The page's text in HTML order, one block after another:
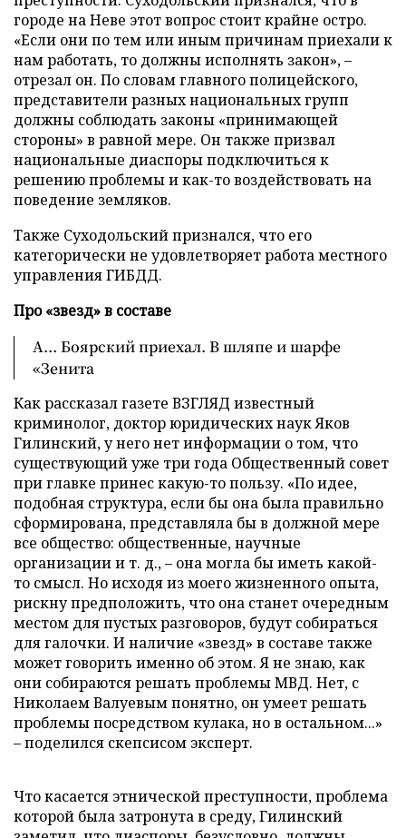
городе на Неве этот вопрос стоит крайне остро.
«Если они по тем или иным причинам приехали к
нам работать, то должны исполнять закон», –
отрезал он. По словам главного полицейского,
представители разных национальных групп
должны соблюдать законы «принимающей
стороны» в равной мере. Он также призвал
национальные диаспоры подключиться к
решению проблемы и как-то воздействовать на
поведение земляков.
Также Суходольский признался, что его
категорически не удовлетворяет работа местного
управления ГИБДД.
Про «звезд» в составе
А... Боярский приехал. В шляпе и шарфе
«Зенита
Как рассказал газете ВЗГЛЯД известный
криминолог, доктор юридических наук Яков
Гилинский, у него нет информации о том, что
существующий уже три года Общественный совет
при главке принес какую-то пользу. «По идее,
подобная структура, если бы она была правильно
сформирована, представляла бы в должной мере
все общество: общественные, научные
организации и т. д., – она могла бы иметь какой-
то смысл. Но исходя из моего жизненного опыта,
рискну предположить, что она станет очередным
местом для пустых разговоров, будут собираться
для галочки. И наличие «звезд» в составе также
может говорить именно об этом. Я не знаю, как
они собираются решать проблемы МВД. Нет, с
Николаем Валуевым понятно, он умеет решать
проблемы посредством кулака, но в остальном...»
– поделился скепсисом эксперт.
Что касается этнической преступности, проблема
которой была затронута в среду, Гилинский